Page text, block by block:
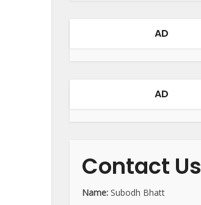
AD
AD
Contact Us
Name: Subodh Bhatt